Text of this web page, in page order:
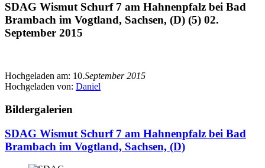
SDAG Wismut Schurf 7 am Hahnenpfalz bei Bad
Brambach im Vogtland, Sachsen, (D) (5) 02.
September 2015
Hochgeladen am: 10.September 2015
Hochgeladen von: Daniel
Bildergalerien
SDAG Wismut Schurf 7 am Hahnenpfalz bei Bad
Brambach im Vogtland, Sachsen, (D)